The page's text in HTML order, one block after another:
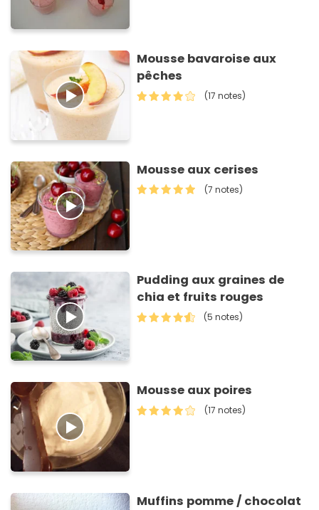
Mousse bavaroise aux
pêches
(17 notes)
Mousse aux cerises
(7 notes)
Pudding aux graines de
chia et fruits rouges
(5 notes)
Mousse aux poires
(17 notes)
Muffins pomme / chocolat